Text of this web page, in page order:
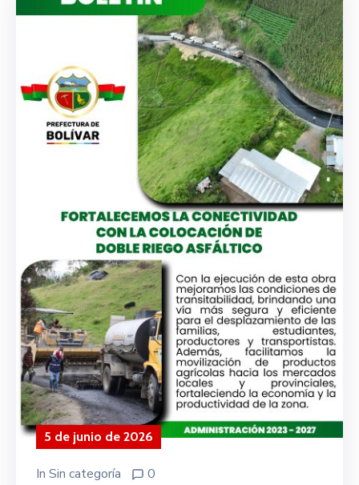
5 de junio de 2026
In Sin categoría 0